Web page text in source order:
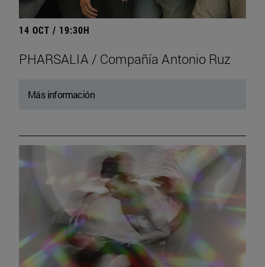
14 OCT / 19:30H
PHARSALIA / Compañía Antonio Ruz
Más información